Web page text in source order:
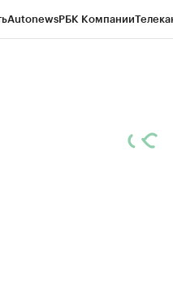
AutonewsРБК Компании